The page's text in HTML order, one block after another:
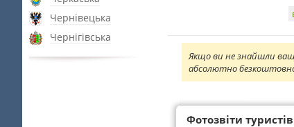
Чернівецька
Чернігівська
Якщо ви не знайшли
абсолютно
Фотозвіти